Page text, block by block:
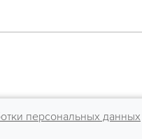
персональных данных